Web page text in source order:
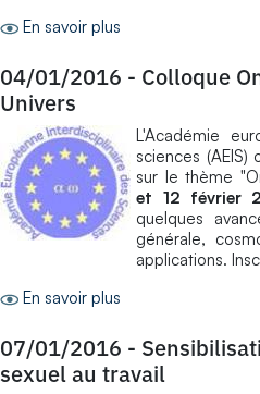
En savoir plus
04/01/2016 - Colloque
Univers
L'Académie
sciences
sur le thème
et 12 février
quelques
générale,
applications.
En savoir plus
07/01/2016 -
sexuel au travail